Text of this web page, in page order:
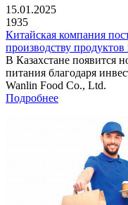
15.01.2025
1935
Китайская компания
производству
В Казахстане появится
питания благодаря
Wanlin Food Co., Ltd.
Подробнее